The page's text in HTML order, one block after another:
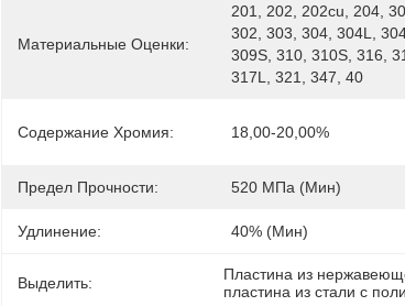
Материальные Оценки:
201, 202, 202cu, 204,
302, 303, 304, 304L,
309S, 310, 310S, 316,
317L, 321, 347, 40
Содержание Хромия: 18,00-20,00%
Предел Прочности: 520 МПа (мин)
Удлинение: 40% (мин)
Выделить: Пластина из
пластина из стали с